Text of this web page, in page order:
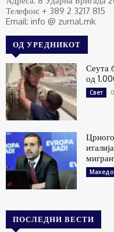
Телефон: + 389 2 3217 815
Email: info @ zurnal.mk
ОД УРЕДНИКОТ
Сеута
од
Свет
ПОСЛЕДНИ ВЕСТИ